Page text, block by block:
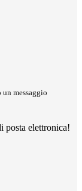
messaggio
posta elettronica!